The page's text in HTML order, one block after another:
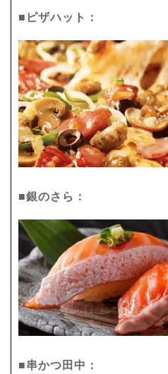
■ピザハット：
■銀のさら：
■串かつ田中：